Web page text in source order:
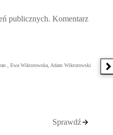
publicznych. Komentarz
, Ewa Wiktorowska, Adam Wiktorowski
Sprawdź